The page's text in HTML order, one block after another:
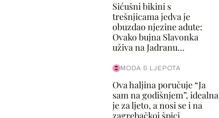
Sićušni bikini s
trešnjicama jedva je
obuzdao njezine adute:
Ovako bujna Slavonka
uživa na Jadranu...
MODA & LJEPOTA
Ova haljina poručuje “Ja
sam na godišnjem”, idealna
je za ljeto, a nosi se i na
zagrebačkoj špici...